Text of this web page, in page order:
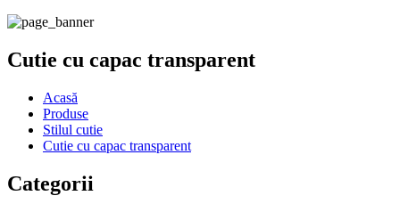
Cutie cu capac transparent
Acasă
Produse
Stilul cutie
Cutie cu capac transparent
Categorii